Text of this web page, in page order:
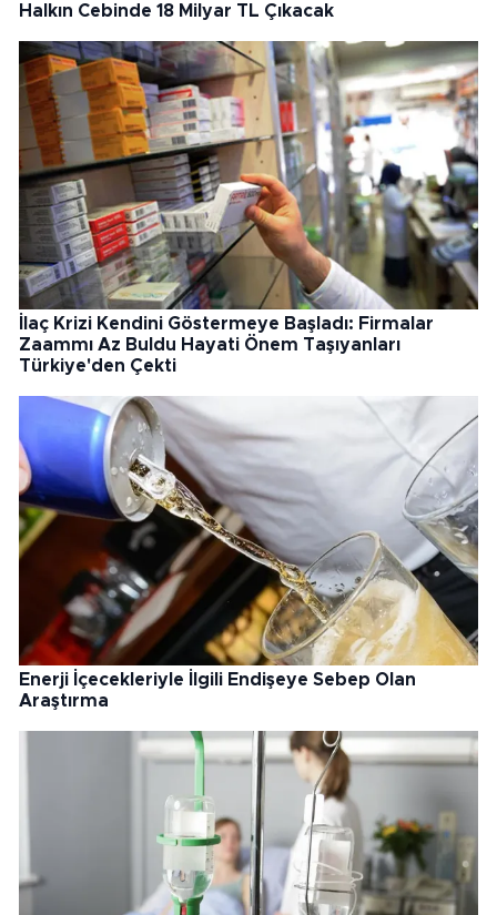
Halkın Cebinde 18 Milyar TL Çıkacak
İlaç Krizi Kendini Göstermeye Başladı: Firmalar
Zaammı Az Buldu Hayati Önem Taşıyanları
Türkiye'den Çekti
Enerji İçecekleriyle İlgili Endişeye Sebep Olan
Araştırma